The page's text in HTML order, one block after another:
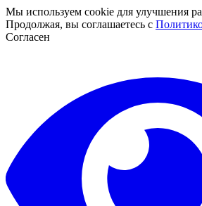
Мы используем cookie для улучшения
Продолжая, вы соглашаетесь с
Согласен